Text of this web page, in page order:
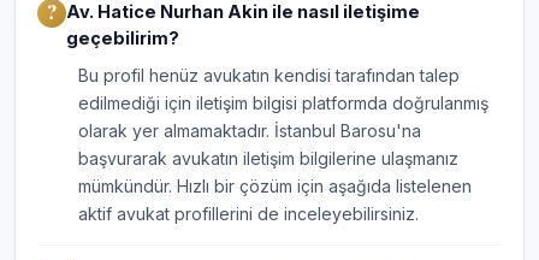
Av. Hatice Nurhan Akin ile nasıl iletişime
geçebilirim?
Bu profil henüz avukatın kendisi tarafından talep
edilmediği için iletişim bilgisi platformda doğrulanmış
olarak yer almamaktadır. İstanbul Barosu'na
başvurarak avukatın iletişim bilgilerine ulaşmanız
mümkündür. Hızlı bir çözüm için aşağıda listelenen
aktif avukat profillerini de inceleyebilirsiniz.